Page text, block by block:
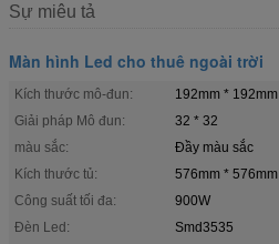
Sự miêu tả
Màn hình Led cho thuê ngoài trời
Kích thước mô-đun:
192mm * 192mm
Giải pháp Mô đun:
32 * 32
màu sắc:
Đầy màu sắc
Kích thước tủ:
576mm * 576mm
Công suất tối đa:
900W
Đèn Led:
Smd3535